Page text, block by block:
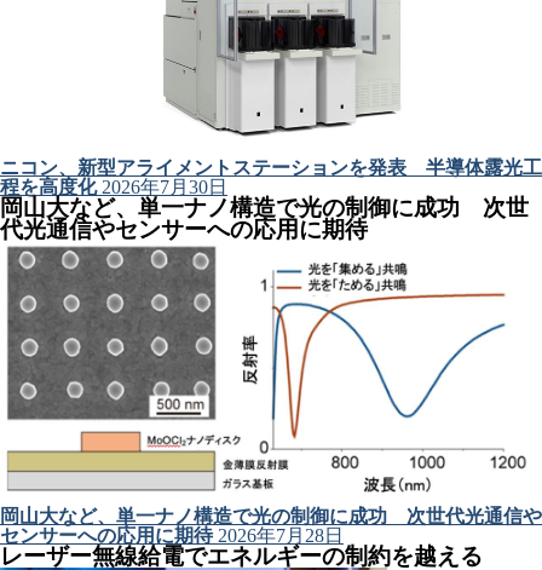
ニコン、新型アライメントステーションを発表 半導体露光工
程を高度化 2026年7月30日
岡山大など、単一ナノ構造で光の制御に成功 次世
代光通信やセンサーへの応用に期待
岡山大など、単一ナノ構造で光の制御に成功 次世代光通信や
センサーへの応用に期待 2026年7月28日
レーザー無線給電でエネルギーの制約を越える